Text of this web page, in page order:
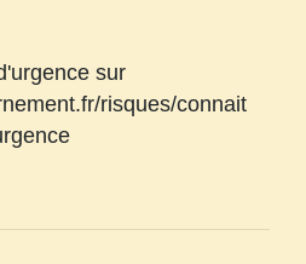
sur
risques/connait